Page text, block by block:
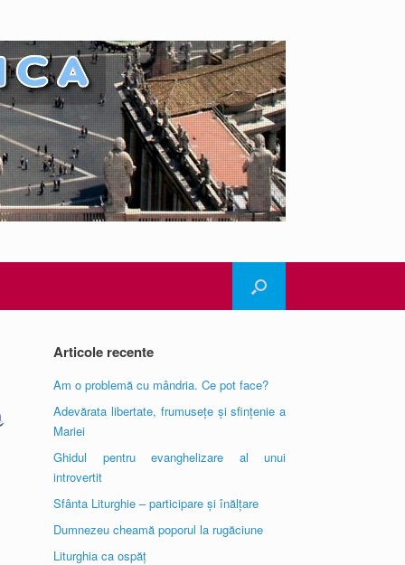
Articole recente
Am o problemă cu mândria. Ce pot face?
Adevărata libertate, frumusețe și sfințenie a
Mariei
Ghidul pentru evanghelizare al unui
introvertit
Sfânta Liturghie – participare și înălțare
Dumnezeu cheamă poporul la rugăciune
Liturghia ca ospăț